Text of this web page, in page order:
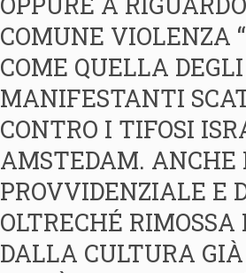
COMUNE VIOLENZA
COME QUELLA
MANIFESTANTI
CONTRO I TIFOSI
AMSTEDAM.
PROVVIDENZIALE E
OLTRECHÉ
DALLA CULTURA